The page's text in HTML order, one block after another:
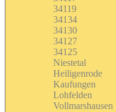
34119
34134
34130
34127
34125
Niestetal
Heiligenrode
Kaufungen
Lohfelden
Vollmarshausen